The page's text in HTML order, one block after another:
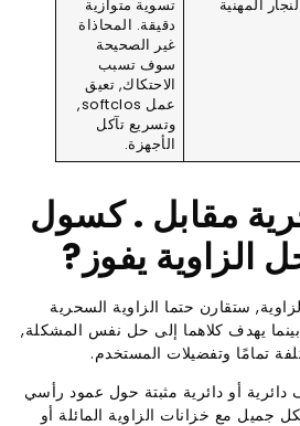
المهنية
تسوية متوازية
دقيقة. المحاذاة
غير الصحيحة
سوف تسبب
الاحتكاك, تعيق
عمل softclos,
وتسريع تآكل
الأجهزة.
مقابل . كسول
الزاوية يفوز?
ستقارن حتما الزاوية السحرية
بينما يهدف كلاهما إلى حل نفس المشكلة,
تمامًا وتفضيلات المستخدم.
دائرية أو دائرية مثبتة حول عمود رأسي
مع خزانات الزاوية المائلة أو